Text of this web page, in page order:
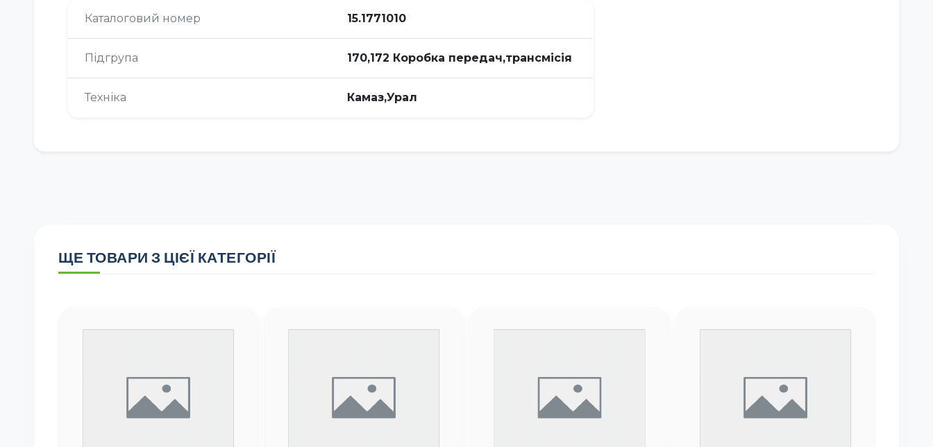
Каталоговий номер 15.1771010
Підгрупа 170,172 Коробка передач,трансмісія
Техніка Камаз,Урал
ЩЕ ТОВАРИ З ЦІЄЇ КАТЕГОРІЇ